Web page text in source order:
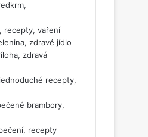
recepty, vaření
zdravé jídlo
zdravá
recepty,
brambory,
recepty